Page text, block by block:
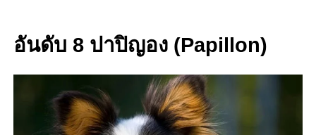
อันดับ 8 ปาปิญอง (Papillon)